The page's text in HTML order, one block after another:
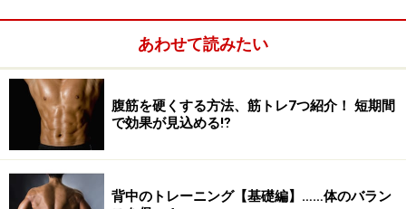
「トランクキープバックキック」は、器具なしで最強レ
ベルの負荷をかけることができる筋トレ種目。見た目以
上につらいですが、その分だけの高い効果と全身の筋力
強化が期待でき、基礎代謝レベルを向上させることがで
きます。
「レッグバランス」で一度に多くの筋肉を
あわせて読みたい
腹筋を硬くする方法、筋トレ7つ紹介！ 短期間
で効果が見込める⁉
背中のトレーニング【基礎編】……体のバラン